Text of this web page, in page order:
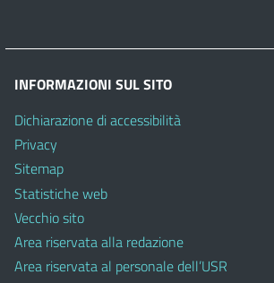
INFORMAZIONI SUL SITO
Dichiarazione di accessibilità
Privacy
Sitemap
Statistiche web
Vecchio sito
Area riservata alla redazione
Area riservata al personale dell’USR